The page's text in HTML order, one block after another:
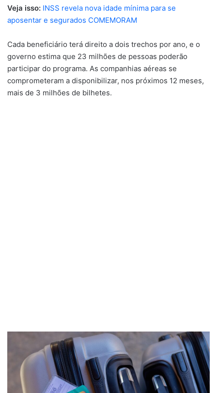
Veja isso: INSS revela nova idade mínima para se
aposentar e segurados COMEMORAM
Cada beneficiário terá direito a dois trechos por ano, e o
governo estima que 23 milhões de pessoas poderão
participar do programa. As companhias aéreas se
comprometeram a disponibilizar, nos próximos 12 meses,
mais de 3 milhões de bilhetes.